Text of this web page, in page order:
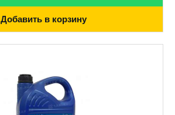
Добавить в корзину